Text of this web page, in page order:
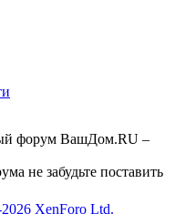
форум ВашДом.RU –
не забудьте поставить
XenForo Ltd.